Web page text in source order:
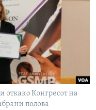
откако Конгресот на
полова